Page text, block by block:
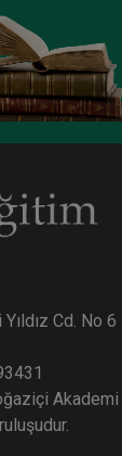
Cd. No